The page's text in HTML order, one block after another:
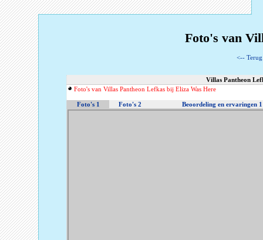
Foto's van
<--
Villas Pantheon
Foto's van Villas Pantheon Lefkas bij Eliza Was Here
Foto's 1 Foto's 2 Beoordeling en ervaringen 1